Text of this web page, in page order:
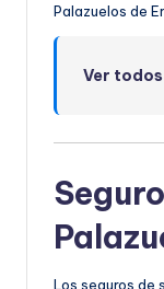
Palazuelos de
Ver
Los seguros de